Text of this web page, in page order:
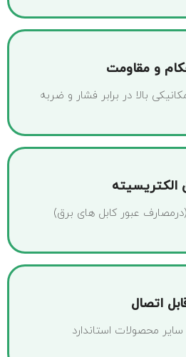
و مقاومت
بالا در برابر فشار و ضربه
الکتریسیته
عبور کابل های برق)
اتصال
محصولات استاندارد